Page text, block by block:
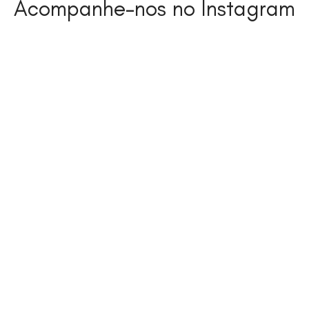
Acompanhe-nos no Instagram